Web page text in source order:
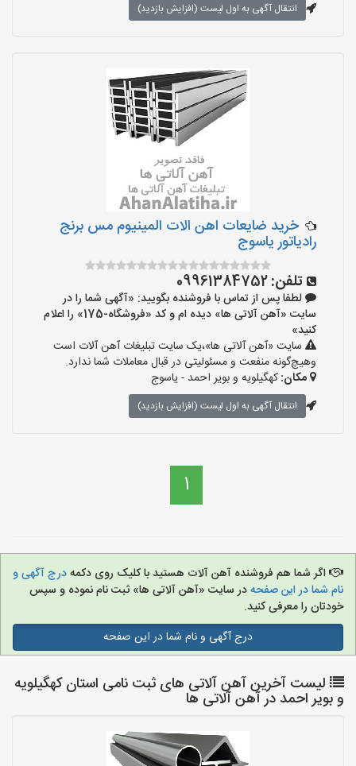
انتقال آگهی به اول لیست (افزایش بازدید)
خرید ضایعات اهن الات المینیوم مس برنج
رادیاتور یاسوج
تلفن:09961384752
لطفا پس از تماس با فروشنده بگویید: «آگهی شما را در
سایت «آهن آلاتی ها» دیده ام و کد «فروشگاه-175» را اعلام
کنید»
سایت «آهن آلاتی ها»،یک سایت تبلیغات آهن آلات است
وهیچ‌گونه منفعت و مسئولیتی در قبال معاملات شما ندارد.
مکان:کهگیلویه و بویر احمد - یاسوج
انتقال آگهی به اول لیست (افزایش بازدید)
1
اگر شما هم فروشنده آهن آلات هستید با کلیک روی دکمهدرج آگهی و
نام شما در این صفحهدر سایت «آهن آلاتی ها» ثبت نام نموده و سپس
خودتان را معرفی کنید.
درج آگهی و نام شما در این صفحه
لیست آخرین آهن آلاتی های ثبت نامی استان کهگیلویه
و بویر احمد در آهن آلاتی ها